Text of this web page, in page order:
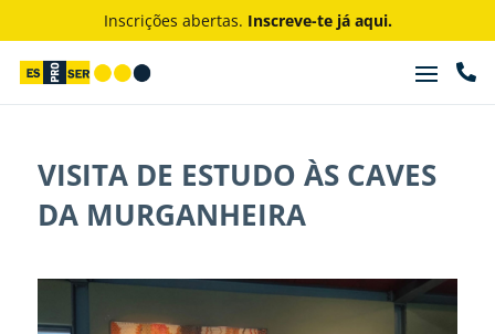
Inscrições abertas. Inscreve-te já aqui.

VISITA DE ESTUDO ÀS CAVES
DA MURGANHEIRA